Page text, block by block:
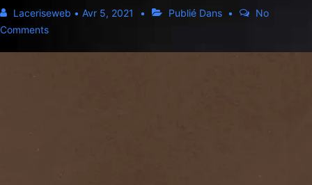
Laceriseweb • Avr 5, 2021 Publié Dans
No
Comments